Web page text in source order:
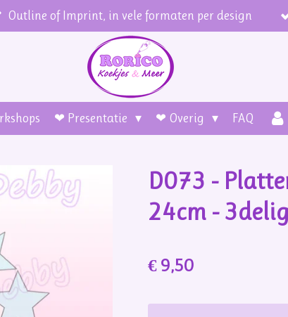
Outline of Imprint, in vele formaten per design
❤ Presentatie ❤ Overig FAQ
D073 -
24cm -
€ 9,50